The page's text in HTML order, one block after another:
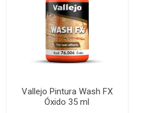
Vallejo Pintura Wash FX
Óxido 35 ml